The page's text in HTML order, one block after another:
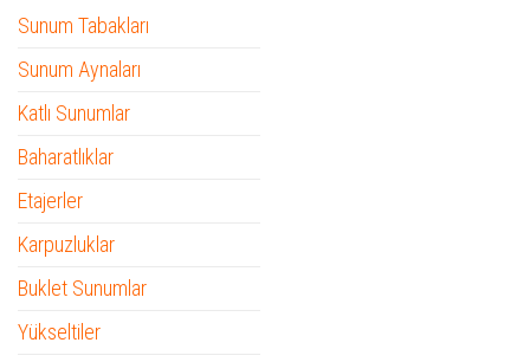
Sunum Tabakları
Sunum Aynaları
Katlı Sunumlar
Baharatlıklar
Etajerler
Karpuzluklar
Buklet Sunumlar
Yükseltiler